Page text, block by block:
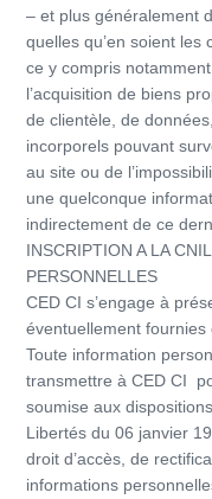
– et plus généralement
quelles qu’en soient les
ce y compris
l’acquisition de biens
de clientèle, de
incorporels pouvant
au site ou de
une quelconque
indirectement de ce
INSCRIPTION A LA
PERSONNELLES
CED CI s’engage à
éventuellement fournies
Toute information
transmettre à CED CI
soumise aux
Libertés du 06 janvier
droit d’accès, de
informations